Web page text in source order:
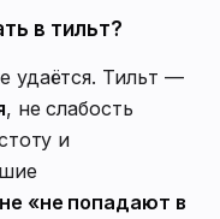
в тильт?
удаётся. Тильт —
, не слабость
и
не «не попадают в